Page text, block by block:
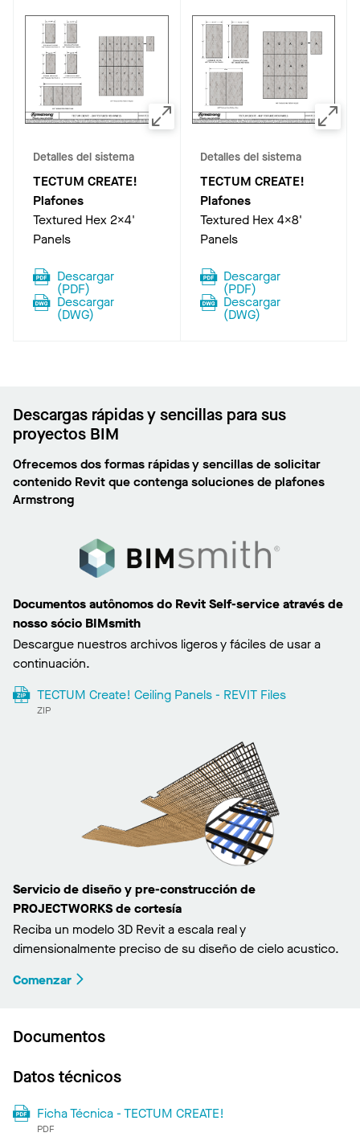
Detalles del sistema
TECTUM CREATE!
Plafones
Textured Hex 2x4'
Panels
Descargar
(PDF)
Descargar
(DWG)
Detalles del sistema
TECTUM CREATE!
Plafones
Textured Hex 4x8'
Panels
Descargar
(PDF)
Descargar
(DWG)
Descargas rápidas y sencillas para sus
proyectos BIM
Ofrecemos dos formas rápidas y sencillas de solicitar
contenido Revit que contenga soluciones de plafones
Armstrong
Documentos autônomos do Revit Self-service através de
nosso sócio BIMsmith
Descargue nuestros archivos ligeros y fáciles de usar a
continuación.
TECTUM Create! Ceiling Panels - REVIT Files
ZIP
Servicio de diseño y pre-construcción de
PROJECTWORKS de cortesía
Reciba un modelo 3D Revit a escala real y
dimensionalmente preciso de su diseño de cielo acustico.
Comenzar
Documentos
Datos técnicos
Ficha Técnica - TECTUM CREATE!
PDF